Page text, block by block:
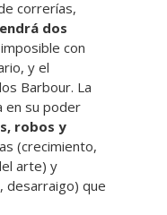
correrías,
dos
con
y el
Barbour. La
en su poder
robos y
(crecimiento,
arte) y
desarraigo) que